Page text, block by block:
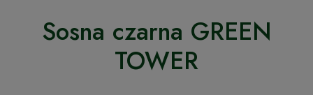
Sosna czarna GREEN
TOWER